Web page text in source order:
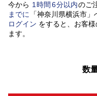
今から 1 時間 6分以内のご
までに
「神奈川県横浜市」
ログイン をすると、お客
ます。
数